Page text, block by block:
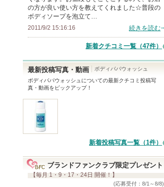
さ
て
い
ま
す
の方が良い使い方を教えてくれました☆普段の
ボディソープを泡立て…
2011/9/2 15:16:16 続きを読む
新着クチコミ一覧 （47件）
最新投稿写真・動画
ボディパパウォッシュ
ボディパパウォッシュ についての最新クチコミ投稿写
真・動画をピックアップ！
新着投稿写真一覧（1件）
ブランドファンクラブ限定プレゼント
【毎月 1・9・17・24日 開催！】
(応募受付：8/1～8/8)